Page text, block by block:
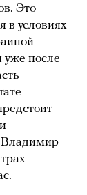
Это
в условиях
уже после
Владимир